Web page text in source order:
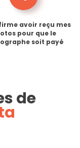
avoir reçu mes
pour que le
soit payé
de